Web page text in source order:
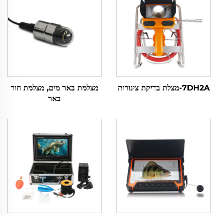
7DH2A-מצלת בדיקת צינורות
מצלמת באר מים, מצלמת חור
באר